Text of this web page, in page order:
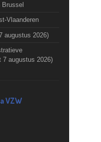
Vlaanderen
augustus 2026)
7 augustus 2026)
VZW